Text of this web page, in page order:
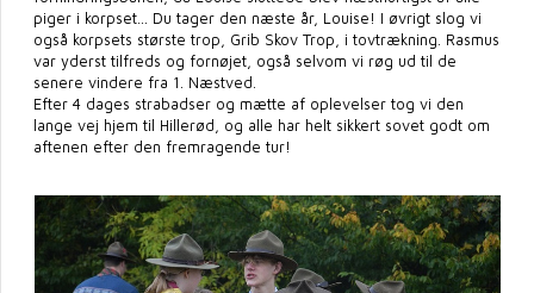
piger i korpset... Du tager den næste år, Louise! I øvrigt slog vi
også korpsets største trop, Grib Skov Trop, i tovtrækning. Rasmus
var yderst tilfreds og fornøjet, også selvom vi røg ud til de
senere vindere fra 1. Næstved.
Efter 4 dages strabadser og mætte af oplevelser tog vi den
lange vej hjem til Hillerød, og alle har helt sikkert sovet godt om
aftenen efter den fremragende tur!